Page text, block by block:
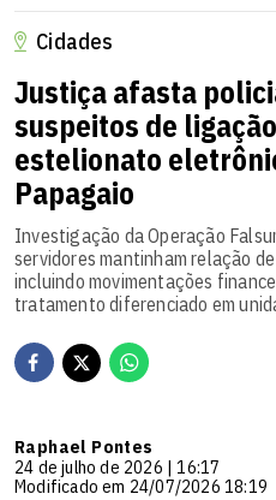
Cidades
Justiça afasta
suspeitos de
estelionato
Papagaio
Investigação da Operação
servidores mantinham relação
incluindo movimentações
tratamento diferenciado em
Raphael Pontes
24 de julho de 2026 | 16:17
Modificado em 24/07/2026 18:19